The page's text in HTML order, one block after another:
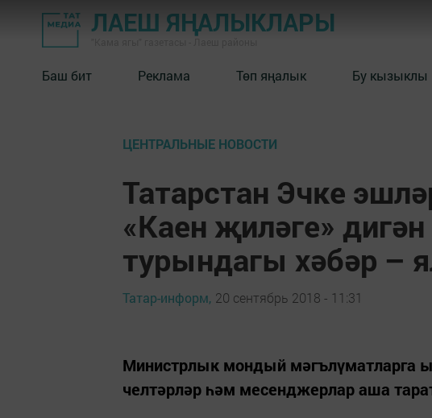
ЛАЕШ ЯҢАЛЫКЛАРЫ
Баш бит Реклама Төп яңалык Бу кызыклы
ЦЕНТРАЛЬНЫЕ НОВОСТИ
Татарстан Эчке
«Каен җиләге»
турындагы хәбәр –
Татар-информ, 20 сентябрь 2018 - 11:31
Министрлык мондый мәгълүматларга
челтәрләр һәм месенджерлар аша